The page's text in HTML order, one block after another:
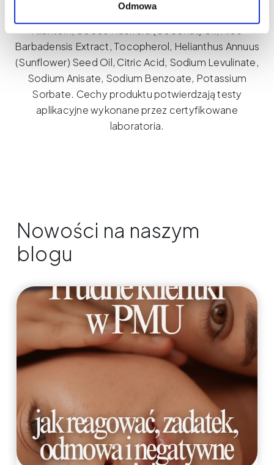
Odmowa
Allantoin, Cocos Nucifera (Coconut) Oil, Aloe
Barbadensis Extract, Tocopherol, Helianthus Annuus
(Sunflower) Seed Oil, Citric Acid, Sodium Levulinate,
Sodium Anisate, Sodium Benzoate, Potassium
Sorbate. Cechy produktu potwierdzają testy
aplikacyjne wykonane przez certyfikowane
laboratoria.
Nowości na naszym
blogu